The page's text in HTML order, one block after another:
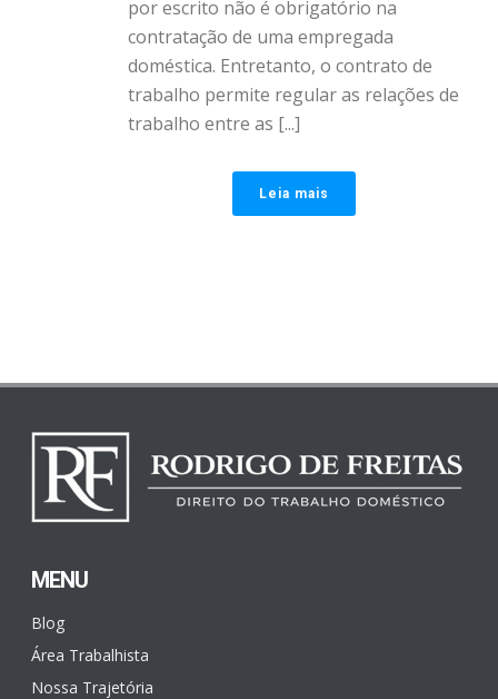
por escrito não é obrigatório na
contratação de uma empregada
doméstica. Entretanto, o contrato de
trabalho permite regular as relações de
trabalho entre as [...]
Leia mais
MENU
Blog
Área Trabalhista
Nossa Trajetória